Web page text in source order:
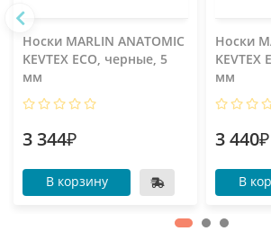
Носки MARLIN ANATOMIC
KEVTEX ECO, черные, 5
мм
3 344₽
В корзину
Носки
KEVTEX
мм
3 440₽
В